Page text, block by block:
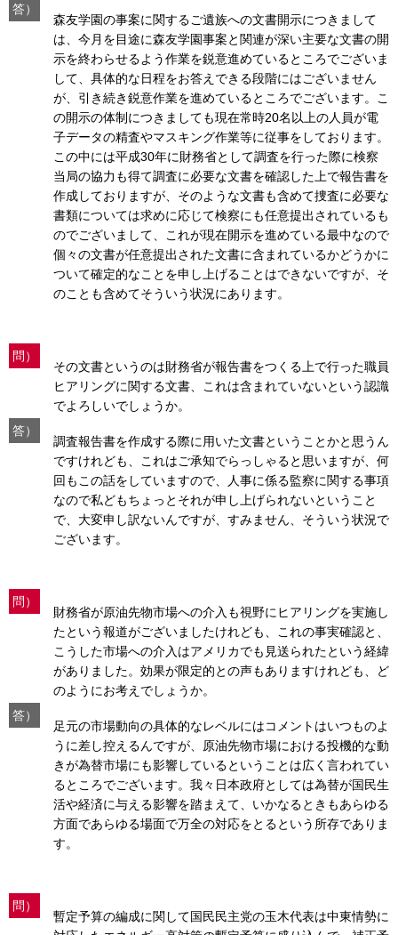
答）
森友学園の事案に関するご遺族への文書開示につきまして
は、今月を目途に森友学園事案と関連が深い主要な文書の開
示を終わらせるよう作業を鋭意進めているところでございま
して、具体的な日程をお答えできる段階にはございません
が、引き続き鋭意作業を進めているところでございます。こ
の開示の体制につきましても現在常時20名以上の人員が電
子データの精査やマスキング作業等に従事をしております。
この中には平成30年に財務省として調査を行った際に検察
当局の協力も得て調査に必要な文書を確認した上で報告書を
作成しておりますが、そのような文書も含めて捜査に必要な
書類については求めに応じて検察にも任意提出されているも
のでございまして、これが現在開示を進めている最中なので
個々の文書が任意提出された文書に含まれているかどうかに
ついて確定的なことを申し上げることはできないですが、そ
のことも含めてそういう状況にあります。
問）
その文書というのは財務省が報告書をつくる上で行った職員
ヒアリングに関する文書、これは含まれていないという認識
でよろしいでしょうか。
答）
調査報告書を作成する際に用いた文書ということかと思うん
ですけれども、これはご承知でらっしゃると思いますが、何
回もこの話をしていますので、人事に係る監察に関する事項
なので私どもちょっとそれが申し上げられないということ
で、大変申し訳ないんですが、すみません、そういう状況で
ございます。
問）
財務省が原油先物市場への介入も視野にヒアリングを実施し
たという報道がございましたけれども、これの事実確認と、
こうした市場への介入はアメリカでも見送られたという経緯
がありました。効果が限定的との声もありますけれども、ど
のようにお考えでしょうか。
答）
足元の市場動向の具体的なレベルにはコメントはいつものよ
うに差し控えるんですが、原油先物市場における投機的な動
きが為替市場にも影響しているということは広く言われてい
るところでございます。我々日本政府としては為替が国民生
活や経済に与える影響を踏まえて、いかなるときもあらゆる
方面であらゆる場面で万全の対応をとるという所存でありま
す。
問）
暫定予算の編成に関して国民民主党の玉木代表は中東情勢に